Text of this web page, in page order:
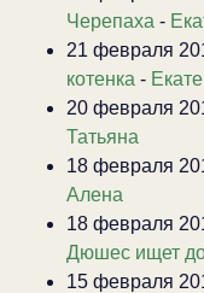
Черепаха -
21 февраля
котенка -
20 февраля
Татьяна
18 февраля
Алена
18 февраля
Дюшес ищет
15 февраля